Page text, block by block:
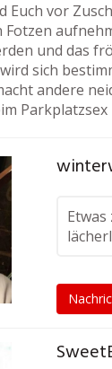
Euch vor
und das
sich
andere